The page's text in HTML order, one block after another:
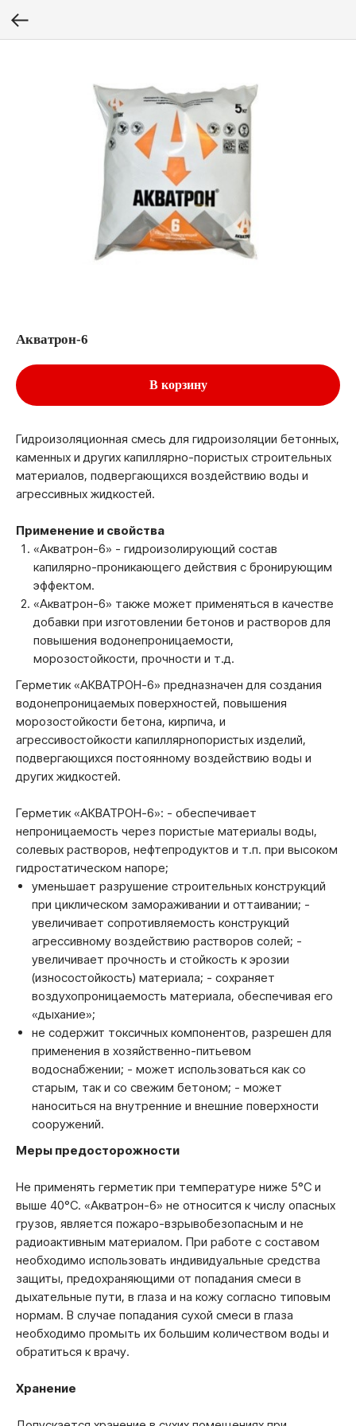
Акватрон-6
В корзину
Гидроизоляционная смесь для гидроизоляции бетонных,
каменных и других капиллярно-пористых строительных
материалов, подвергающихся воздействию воды и
агрессивных жидкостей.
Применение и свойства
«Акватрон-6» - гидроизолирующий состав
капилярно-проникающего действия с бронирующим
эффектом.
«Акватрон-6» также может применяться в качестве
добавки при изготовлении бетонов и растворов для
повышения водонепроницаемости,
морозостойкости, прочности и т.д.
Герметик «АКВАТРОН-6» предназначен для создания
водонепроницаемых поверхностей, повышения
морозостойкости бетона, кирпича, и
агрессивостойкости капиллярнопористых изделий,
подвергающихся постоянному воздействию воды и
других жидкостей.
Герметик «АКВАТРОН-6»: - обеспечивает
непроницаемость через пористые материалы воды,
солевых растворов, нефтепродуктов и т.п. при высоком
гидростатическом напоре;
уменьшает разрушение строительных конструкций
при циклическом замораживании и оттаивании; -
увеличивает сопротивляемость конструкций
агрессивному воздействию растворов солей; -
увеличивает прочность и стойкость к эрозии
(износостойкость) материала; - сохраняет
воздухопроницаемость материала, обеспечивая его
«дыхание»;
не содержит токсичных компонентов, разрешен для
применения в хозяйственно-питьевом
водоснабжении; - может использоваться как со
старым, так и со свежим бетоном; - может
наноситься на внутренние и внешние поверхности
сооружений.
Меры предосторожности
Не применять герметик при температуре ниже 5°С и
выше 40°С. «Акватрон-6» не относится к числу опасных
грузов, является пожаро-взрывобезопасным и не
радиоактивным материалом. При работе с составом
необходимо использовать индивидуальные средства
защиты, предохраняющими от попадания смеси в
дыхательные пути, в глаза и на кожу согласно типовым
нормам. В случае попадания сухой смеси в глаза
необходимо промыть их большим количеством воды и
обратиться к врачу.
Хранение